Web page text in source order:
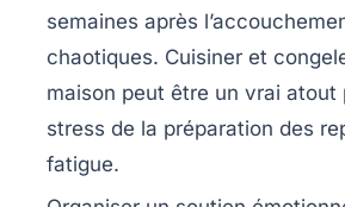
semaines après
chaotiques. Cuisiner et
maison peut être un vrai atout
stress de la préparation des
fatigue.